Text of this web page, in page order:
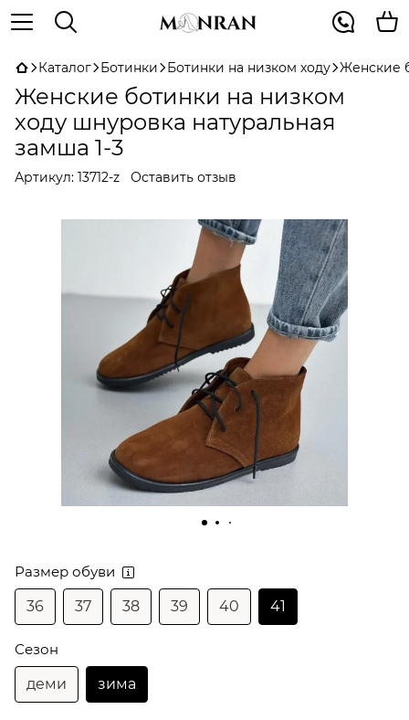
Каталог Ботинки Ботинки на низком ходу Женские
Женские ботинки на низком
ходу шнуровка натуральная
замша 1-3
Артикул: 13712-z Оставить отзыв
Размер обуви
36
37 38 39 40 41
Сезон
деми
зима